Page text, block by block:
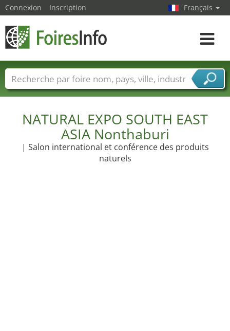
NATURAL EXPO SOUTH EAST
ASIA Nonthaburi
| Salon international et conférence des produits
naturels
Connexion Inscription Français
Toggle
Foire noms Pays Villes
Secteurs de foire